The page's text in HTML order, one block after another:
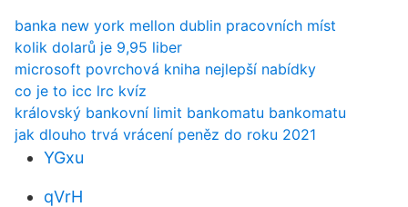
banka new york mellon dublin pracovních míst
kolik dolarů je 9,95 liber
microsoft povrchová kniha nejlepší nabídky
co je to icc lrc kvíz
královský bankovní limit bankomatu bankomatu
jak dlouho trvá vrácení peněz do roku 2021
YGxu
qVrH